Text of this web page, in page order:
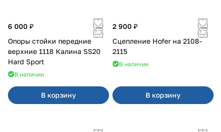
6 000 ₽
Опоры стойки передние
верхние 1118 Калина SS20
Hard Sport
В наличии
В корзину
2 900 ₽
Сцепление Hofer на 2108-
2115
В наличии
В корзину